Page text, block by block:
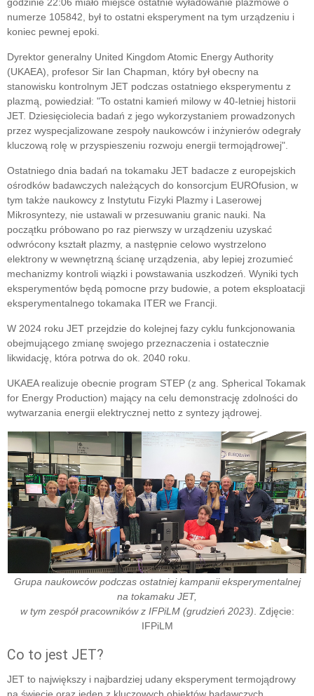
godzinie 22:06 miało miejsce ostatnie wyładowanie plazmowe o
numerze 105842, był to ostatni eksperyment na tym urządzeniu i
koniec pewnej epoki.
Dyrektor generalny United Kingdom Atomic Energy Authority
(UKAEA), profesor Sir Ian Chapman, który był obecny na
stanowisku kontrolnym JET podczas ostatniego eksperymentu z
plazmą, powiedział: "To ostatni kamień milowy w 40-letniej historii
JET. Dziesięciolecia badań z jego wykorzystaniem prowadzonych
przez wyspecjalizowane zespoły naukowców i inżynierów odegrały
kluczową rolę w przyspieszeniu rozwoju energii termojądrowej".
Ostatniego dnia badań na tokamaku JET badacze z europejskich
ośrodków badawczych należących do konsorcjum EUROfusion, w
tym także naukowcy z Instytutu Fizyki Plazmy i Laserowej
Mikrosyntezy, nie ustawali w przesuwaniu granic nauki. Na
początku próbowano po raz pierwszy w urządzeniu uzyskać
odwrócony kształt plazmy, a następnie celowo wystrzelono
elektrony w wewnętrzną ścianę urządzenia, aby lepiej zrozumieć
mechanizmy kontroli wiązki i powstawania uszkodzeń. Wyniki tych
eksperymentów będą pomocne przy budowie, a potem eksploatacji
eksperymentalnego tokamaka ITER we Francji.
W 2024 roku JET przejdzie do kolejnej fazy cyklu funkcjonowania
obejmującego zmianę swojego przeznaczenia i ostatecznie
likwidację, która potrwa do ok. 2040 roku.
UKAEA realizuje obecnie program STEP (z ang. Spherical Tokamak
for Energy Production) mający na celu demonstrację zdolności do
wytwarzania energii elektrycznej netto z syntezy jądrowej.
Grupa naukowców podczas ostatniej kampanii eksperymentalnej
na tokamaku JET,
w tym zespół pracowników z IFPiLM (grudzień 2023). Zdjęcie:
IFPiLM
Co to jest JET?
JET to największy i najbardziej udany eksperyment termojądrowy